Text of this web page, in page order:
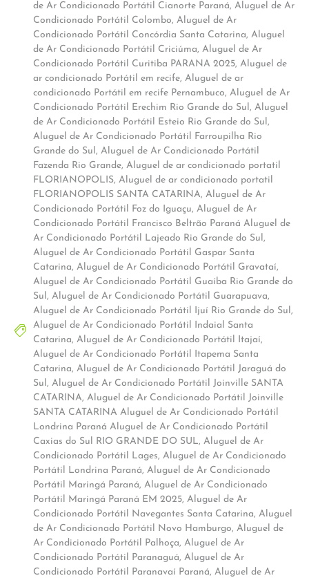
de Ar Condicionado Portátil Cianorte Paraná, Aluguel de Ar
Condicionado Portátil Colombo, Aluguel de Ar
Condicionado Portátil Concórdia Santa Catarina, Aluguel
de Ar Condicionado Portátil Criciúma, Aluguel de Ar
Condicionado Portátil Curitiba PARANA 2025, Aluguel de
ar condicionado Portátil em recife, Aluguel de ar
condicionado Portátil em recife Pernambuco, Aluguel de Ar
Condicionado Portátil Erechim Rio Grande do Sul, Aluguel
de Ar Condicionado Portátil Esteio Rio Grande do Sul,
Aluguel de Ar Condicionado Portátil Farroupilha Rio
Grande do Sul, Aluguel de Ar Condicionado Portátil
Fazenda Rio Grande, Aluguel de ar condicionado portatil
FLORIANOPOLIS, Aluguel de ar condicionado portatil
FLORIANOPOLIS SANTA CATARINA, Aluguel de Ar
Condicionado Portátil Foz do Iguaçu, Aluguel de Ar
Condicionado Portátil Francisco Beltrão Paraná Aluguel de
Ar Condicionado Portátil Lajeado Rio Grande do Sul,
Aluguel de Ar Condicionado Portátil Gaspar Santa
Catarina, Aluguel de Ar Condicionado Portátil Gravataí,
Aluguel de Ar Condicionado Portátil Guaíba Rio Grande do
Sul, Aluguel de Ar Condicionado Portátil Guarapuava,
Aluguel de Ar Condicionado Portátil Ijuí Rio Grande do Sul,
Aluguel de Ar Condicionado Portátil Indaial Santa
Catarina, Aluguel de Ar Condicionado Portátil Itajaí,
Aluguel de Ar Condicionado Portátil Itapema Santa
Catarina, Aluguel de Ar Condicionado Portátil Jaraguá do
Sul, Aluguel de Ar Condicionado Portátil Joinville SANTA
CATARINA, Aluguel de Ar Condicionado Portátil Joinville
SANTA CATARINA Aluguel de Ar Condicionado Portátil
Londrina Paraná Aluguel de Ar Condicionado Portátil
Caxias do Sul RIO GRANDE DO SUL, Aluguel de Ar
Condicionado Portátil Lages, Aluguel de Ar Condicionado
Portátil Londrina Paraná, Aluguel de Ar Condicionado
Portátil Maringá Paraná, Aluguel de Ar Condicionado
Portátil Maringá Paraná EM 2025, Aluguel de Ar
Condicionado Portátil Navegantes Santa Catarina, Aluguel
de Ar Condicionado Portátil Novo Hamburgo, Aluguel de
Ar Condicionado Portátil Palhoça, Aluguel de Ar
Condicionado Portátil Paranaguá, Aluguel de Ar
Condicionado Portátil Paranavaí Paraná, Aluguel de Ar